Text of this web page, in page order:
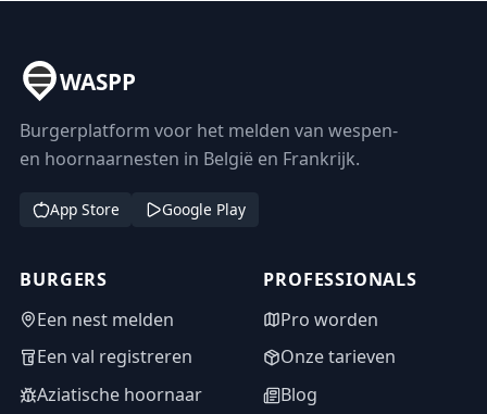
WASPP
Burgerplatform voor het melden van wespen-
en hoornaarnesten in België en Frankrijk.
App Store Google Play
BURGERS
Een nest melden
Een val registreren
Aziatische hoornaar
PROFESSIONALS
Pro worden
Onze tarieven
Blog